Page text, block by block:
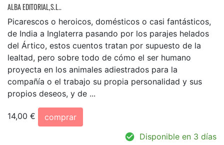
ALBA EDITORIAL,S.L..
Picarescos o heroicos, domésticos o casi fantásticos,
de India a Inglaterra pasando por los parajes helados
del Ártico, estos cuentos tratan por supuesto de la
lealtad, pero sobre todo de cómo el ser humano
proyecta en los animales adiestrados para la
compañía o el trabajo su propia personalidad y sus
propios deseos, y de ...
14,00 €
comprar
Disponible en 3 días